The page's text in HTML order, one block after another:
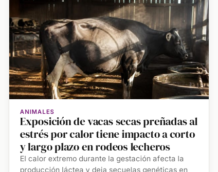
ANIMALES
Exposición de vacas secas preñadas al
estrés por calor tiene impacto a corto
y largo plazo en rodeos lecheros
El calor extremo durante la gestación afecta la
producción láctea y deja secuelas genéticas en